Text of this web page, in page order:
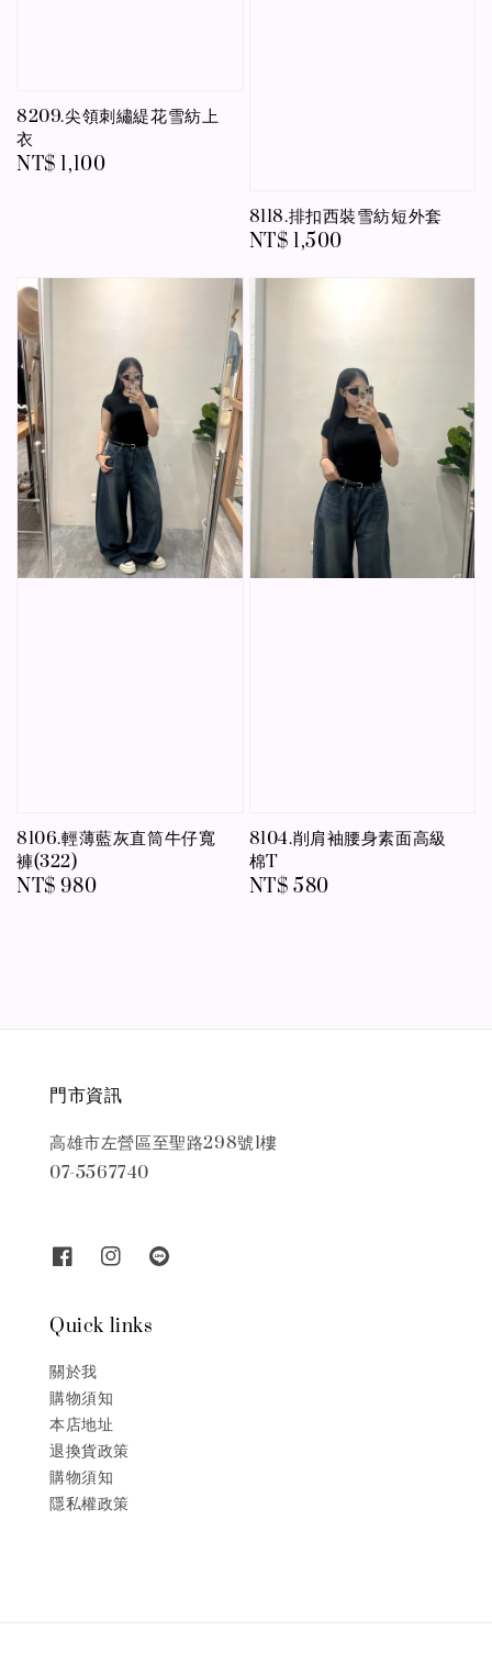
8209.尖領刺繡緹花雪紡上
衣
Regular
NT$ 1,100
8118.排扣西裝雪紡短外套
Regular
NT$ 1,500
8106.輕薄藍灰直筒牛仔寬
褲(322)
Regular
NT$ 980
8104.削肩袖腰身素面高級
棉T
Regular
NT$ 580
門市資訊
高雄市左營區至聖路298號1樓
07-5567740
Quick links
關於我
購物須知
本店地址
退換貨政策
購物須知
隱私權政策